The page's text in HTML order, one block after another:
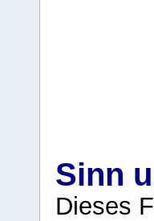
Sinn
Dieses